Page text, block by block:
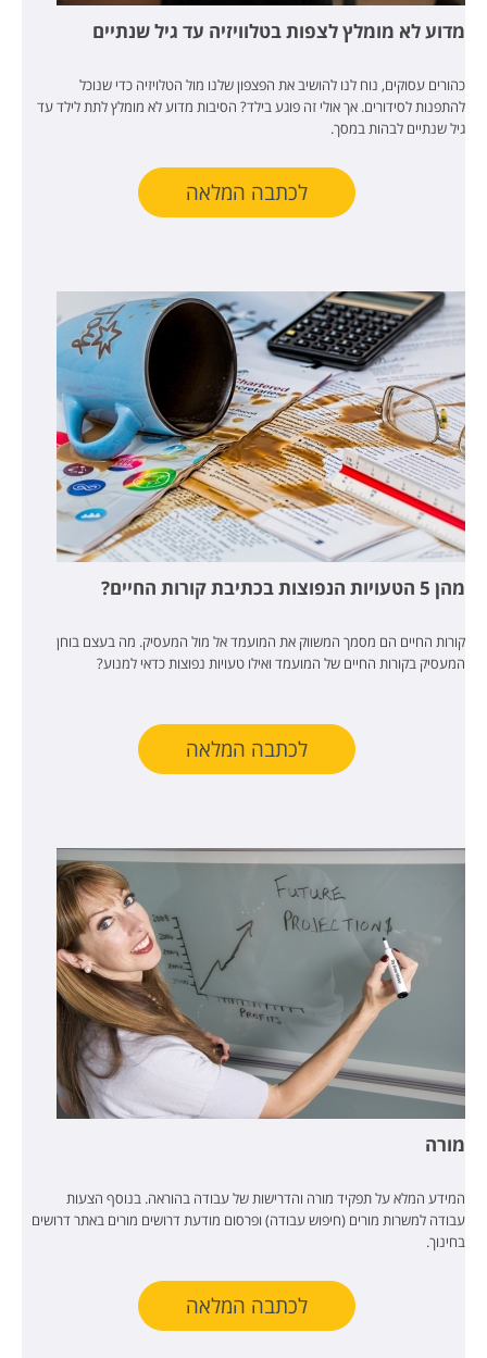
מדוע לא מומלץ לצפות בטלוויזיה עד גיל שנתיים
כהורים עסוקים, נוח לנו להושיב את הפצפון שלנו מול הטלויזיה כדי שנוכל
להתפנות לסידורים. אך אולי זה פוגע בילד? הסיבות מדוע לא מומלץ לתת לילד עד
גיל שנתיים לבהות במסך.
לכתבה המלאה
מהן 5 הטעויות הנפוצות בכתיבת קורות החיים?
קורות החיים הם מסמך המשווק את המועמד אל מול המעסיק. מה בעצם בוחן
המעסיק בקורות החיים של המועמד ואילו טעויות נפוצות כדאי למנוע?
לכתבה המלאה
מורה
המידע המלא על תפקיד מורה והדרישות של עבודה בהוראה. בנוסף הצעות
עבודה למשרות מורים (חיפוש עבודה) ופרסום מודעת דרושים מורים באתר דרושים
בחינוך.
לכתבה המלאה